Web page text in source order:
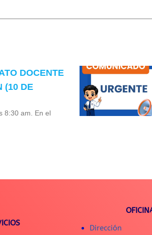
DOCENTE
(10 DE
8:30 am. En el
Dirección